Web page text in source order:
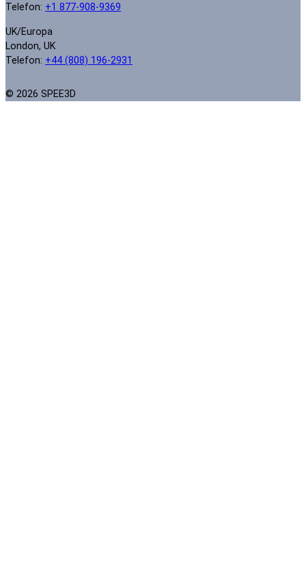
Telefon: +1 877-908-9369
UK/Europa
London, UK
Telefon: +44 (808) 196-2931
© 2026 SPEE3D